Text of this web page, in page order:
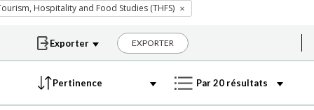
Hospitality and Food Studies (THFS)
EXPORTER